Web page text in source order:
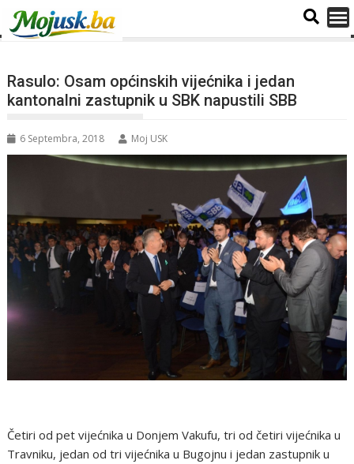
Rasulo: Osam općinskih vijećnika i jedan
kantonalni zastupnik u SBK napustili SBB
6 Septembra, 2018 Moj USK
Četiri od pet vijećnika u Donjem Vakufu, tri od četiri vijećnika u
Travniku, jedan od tri vijećnika u Bugojnu i jedan zastupnik u